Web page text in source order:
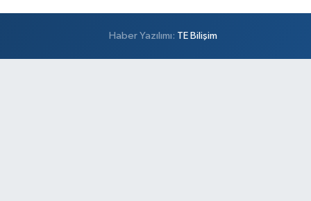
Haber Yazılımı: TE Bilişim